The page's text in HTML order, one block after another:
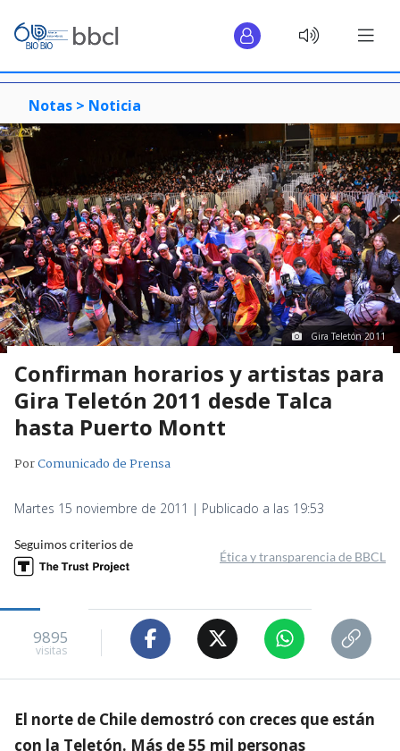
Notas > Noticia
Gira Teletón 2011
Confirman horarios y artistas para
Gira Teletón 2011 desde Talca
hasta Puerto Montt
PorComunicado de Prensa
Martes 15 noviembre de 2011 | Publicado a las 19:53
Seguimos criterios de
Ética y transparencia de BBCL
9895
visitas
El norte de Chile demostró con creces que están
con la Teletón. Más de 55 mil personas